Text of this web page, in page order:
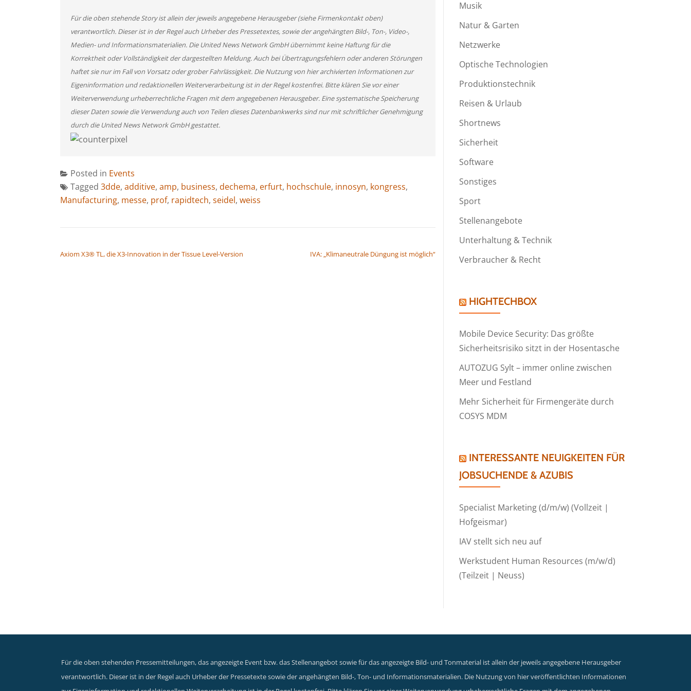
Für die oben stehende Story ist allein der jeweils angegebene Herausgeber (siehe Firmenkontakt oben)
verantwortlich. Dieser ist in der Regel auch Urheber des Pressetextes, sowie der angehängten Bild-, Ton-, Video-,
Medien- und Informationsmaterialien. Die United News Network GmbH übernimmt keine Haftung für die
Korrektheit oder Vollständigkeit der dargestellten Meldung. Auch bei Übertragungsfehlern oder anderen Störungen
haftet sie nur im Fall von Vorsatz oder grober Fahrlässigkeit. Die Nutzung von hier archivierten Informationen zur
Eigeninformation und redaktionellen Weiterverarbeitung ist in der Regel kostenfrei. Bitte klären Sie vor einer
Weiterverwendung urheberrechtliche Fragen mit dem angegebenen Herausgeber. Eine systematische Speicherung
dieser Daten sowie die Verwendung auch von Teilen dieses Datenbankwerks sind nur mit schriftlicher Genehmigung
durch die United News Network GmbH gestattet.
Posted in Events
Tagged 3dde, additive, amp, business, dechema, erfurt, hochschule, innosyn, kongress,
Manufacturing, messe, prof, rapidtech, seidel, weiss
Axiom X3® TL, die X3-Innovation in der Tissue Level-Version IVA: „Klimaneutrale Düngung ist möglich“
Musik
Natur & Garten
Netzwerke
Optische Technologien
Produktionstechnik
Reisen & Urlaub
Shortnews
Sicherheit
Software
Sonstiges
Sport
Stellenangebote
Unterhaltung & Technik
Verbraucher & Recht
HIGHTECHBOX
Mobile Device Security: Das größte
Sicherheitsrisiko sitzt in der Hosentasche
AUTOZUG Sylt – immer online zwischen
Meer und Festland
Mehr Sicherheit für Firmengeräte durch
COSYS MDM
INTERESSANTE NEUIGKEITEN FÜR
JOBSUCHENDE & AZUBIS
Specialist Marketing (d/m/w) (Vollzeit |
Hofgeismar)
IAV stellt sich neu auf
Werkstudent Human Resources (m/w/d)
(Teilzeit | Neuss)
Für die oben stehenden Pressemitteilungen, das angezeigte Event bzw. das Stellenangebot sowie für das angezeigte Bild- und Tonmaterial ist allein der jeweils angegebene Herausgeber
verantwortlich. Dieser ist in der Regel auch Urheber der Pressetexte sowie der angehängten Bild-, Ton- und Informationsmaterialien. Die Nutzung von hier veröffentlichten Informationen